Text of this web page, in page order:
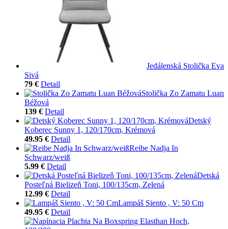
Jedálenská Stolička Eva
Sivá
79 € Detail
Stolička Zo Zamatu Luan
Béžová
139 € Detail
Detský
Koberec Sunny 1, 120/170cm, Krémová
49.95 € Detail
Reibe Nadja In
Schwarz/weiß
5.99 € Detail
Detská
Posteľná Bielizeň Toni, 100/135cm, Zelená
12.99 € Detail
Lampáš Siento , V: 50 Cm
49.95 € Detail